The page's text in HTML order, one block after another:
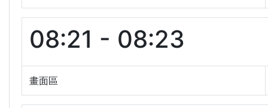
08:21 - 08:23
畫面區